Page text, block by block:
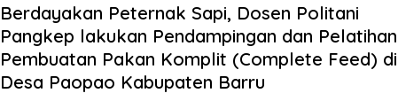
Berdayakan Peternak Sapi, Dosen Politani
Pangkep lakukan Pendampingan dan Pelatihan
Pembuatan Pakan Komplit (Complete Feed) di
Desa Paopao Kabupaten Barru